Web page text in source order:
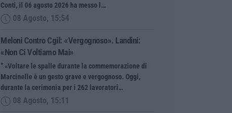
Conti, il 06 agosto 2026 ha messo l…
08 Agosto, 15:54
Meloni Contro Cgil: «Vergognoso». Landini:
«Non Ci Voltiamo Mai»
” «Voltare le spalle durante la commemorazione di
Marcinelle è un gesto grave e vergognoso. Oggi,
durante la cerimonia per i 262 lavoratori…
08 Agosto, 15:11